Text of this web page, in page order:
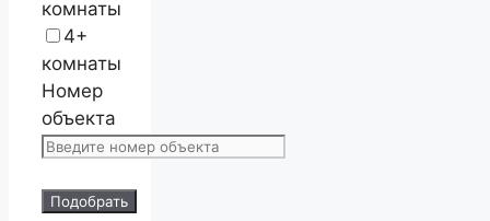
комнаты
4+
комнаты
Номер
объекта
Подобрать